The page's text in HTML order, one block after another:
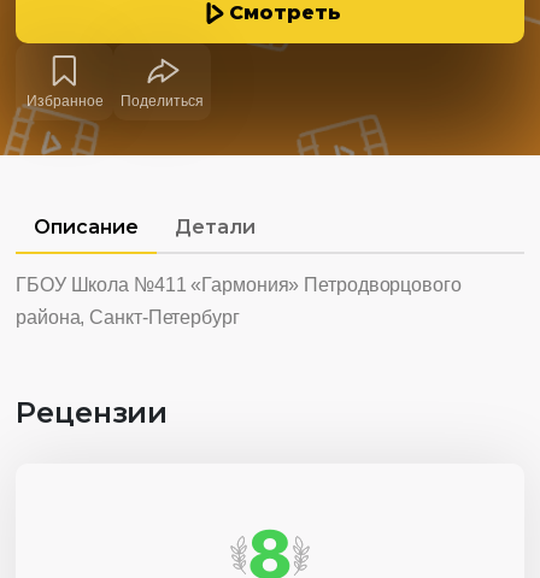
Смотреть
Избранное Поделиться
Описание Детали
ГБОУ Школа №411 «Гармония» Петродворцового
района, Санкт-Петербург
Рецензии
8